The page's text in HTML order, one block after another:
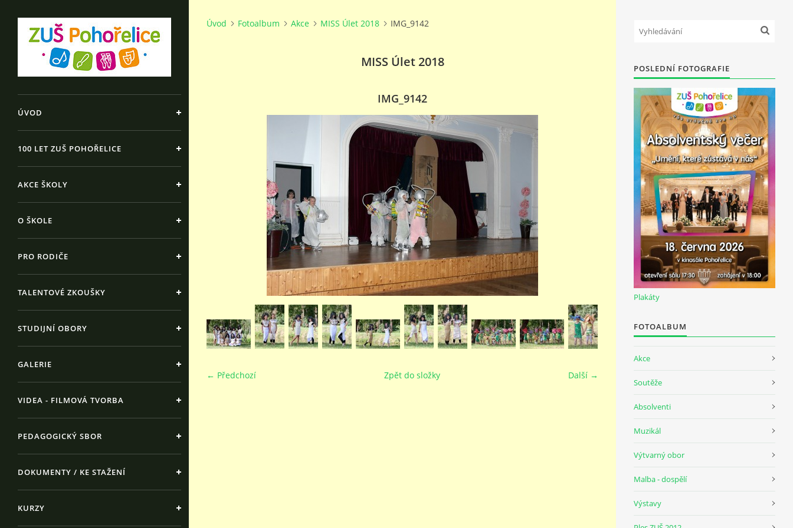
ÚVOD
100 LET ZUŠ POHOŘELICE
AKCE ŠKOLY
O ŠKOLE
PRO RODIČE
TALENTOVÉ ZKOUŠKY
STUDIJNÍ OBORY
GALERIE
VIDEA - FILMOVÁ TVORBA
PEDAGOGICKÝ SBOR
DOKUMENTY / KE STAŽENÍ
KURZY
Úvod Fotoalbum Akce MISS Úlet 2018 IMG_9142
MISS Úlet 2018
IMG_9142
← Předchozí Další →
Zpět do složky
POSLEDNÍ FOTOGRAFIE
Plakáty
FOTOALBUM
Akce
Soutěže
Absolventi
Muzikál
Výtvarný obor
Malba - dospělí
Výstavy